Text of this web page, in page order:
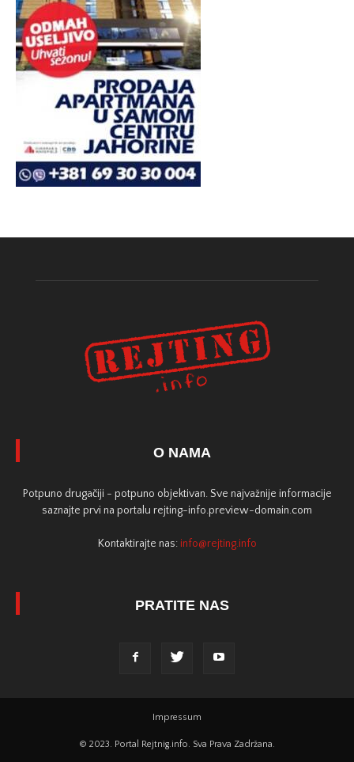
O NAMA
Potpuno drugačiji - potpuno objektivan. Sve najvažnije informacije
saznajte prvi na portalu rejting-info.preview-domain.com
Kontaktirajte nas: info@rejting.info
PRATITE NAS
Impressum
© 2023. Portal Rejtnig.info. Sva Prava Zadržana.